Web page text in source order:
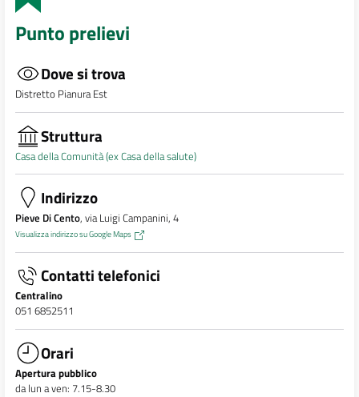
Punto prelievi
Dove si trova
Distretto Pianura Est
Struttura
Casa della Comunità (ex Casa della salute)
Indirizzo
Pieve Di Cento, via Luigi Campanini, 4
Visualizza indirizzo su Google Maps
Contatti telefonici
Centralino
051 6852511
Orari
Apertura pubblico
da lun a ven: 7.15-8.30